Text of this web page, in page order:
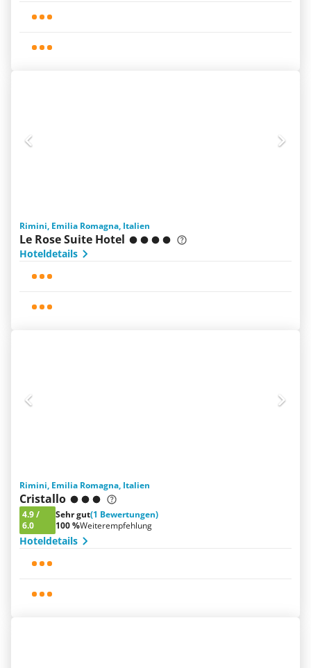
Rimini, Emilia Romagna, Italien
Le Rose Suite Hotel
Hoteldetails
Rimini, Emilia Romagna, Italien
Cristallo
4.9/
6.0
Sehr gut(1 Bewertungen)
100 %Weiterempfehlung
Hoteldetails